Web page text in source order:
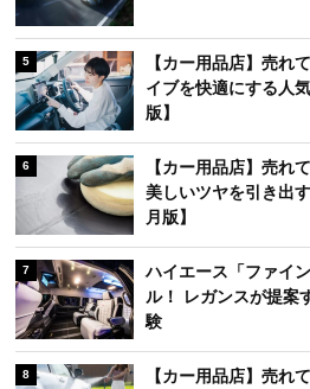
5
【カー用品店】売れ
イブを快適にする人
版】
6
【カー用品店】売れ
美しいツヤを引き出
月版】
7
ハイエース「ファイ
ル！ レガンスが提案
験
8
【カー用品店】売れ